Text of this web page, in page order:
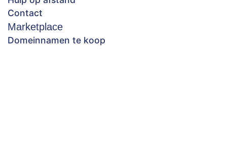
Contact
Marketplace
Domeinnamen te koop